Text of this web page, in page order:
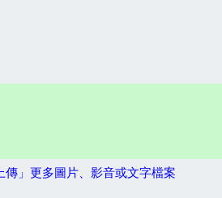
」更多圖片、影音或文字檔案